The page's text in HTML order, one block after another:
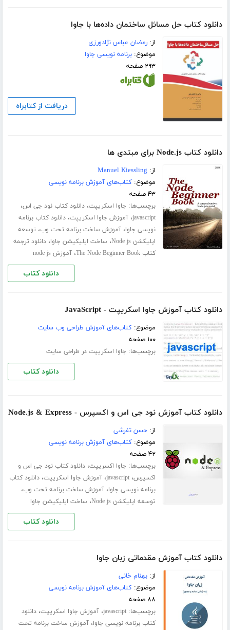
دانلود کتاب حل مسائل ساختمان داده‌ها با جاوا
از:رمضان عباس نژادورزی
موضوع:برنامه نویسی جاوا
۲۹۳ صفحه
دریافت از کتابراه
دانلود کتاب Node.js برای مبتدی ها
از:Manuel Kiessling
موضوع:کتاب‌های آموزش برنامه نویسی
۴۳ صفحه
برچسب‌ها: جاوا اسکریپت،دانلود کتاب نود جی اس،
javascript،آموزش جاوا اسکریپت،دانلود کتاب برنامه
نویسی جاوا،آموزش ساخت برنامه تحت وب، توسعه
اپلیکشن Node js
، ساخت اپلیکیشن جاوا،دانلود ترجمه
کتاب The Node Beginner Book
،آموزش node js
دانلود کتاب
دانلود کتاب آموزش جاوا اسکریپت - JavaScript
موضوع:کتاب‌های آموزش طراحی وب سایت
۱۰۰ صفحه
برچسب‌ها: جاوا اسکریپت در طراحی سایت
دانلود کتاب
دانلود کتاب آموزش نود جی اس و اکسپرس - Node.js & Express
از:حسن تفرشی
موضوع:کتاب‌های آموزش برنامه نویسی
۴۲ صفحه
برچسب‌ها: جاوا اکسریپت،دانلود کتاب نود جی اس و
اکسپرس،javascript،آموزش جاوا اسکریپت،دانلود کتاب
برنامه نویسی جاوا،آموزش ساخت برنامه تحت وب،
توسعه اپلیکشن Node js ، ساخت اپلیکیشن جاوا
دانلود کتاب
دانلود کتاب آموزش مقدماتی زبان جاوا
از:بهنام خانی
موضوع:کتاب‌های آموزش برنامه نویسی
۸۸ صفحه
برچسب‌ها:javascript،آموزش جاوا اسکریپت،دانلود
کتاب برنامه نویسی جاوا،آموزش ساخت برنامه تحت